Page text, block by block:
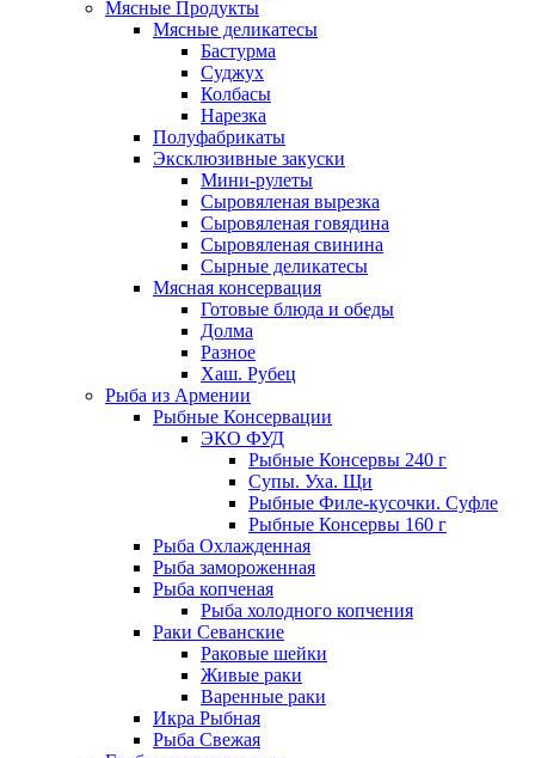
Мясные Продукты
Мясные деликатесы
Бастурма
Суджух
Колбасы
Нарезка
Полуфабрикаты
Эксклюзивные закуски
Мини-рулеты
Сыровяленая вырезка
Сыровяленая говядина
Сыровяленая свинина
Сырные деликатесы
Мясная консервация
Готовые блюда и обеды
Долма
Разное
Хаш. Рубец
Рыба из Армении
Рыбные Консервации
ЭКО ФУД
Рыбные Консервы 240 г
Супы. Уха. Щи
Рыбные Филе-кусочки. Суфле
Рыбные Консервы 160 г
Рыба Охлажденная
Рыба замороженная
Рыба копченая
Рыба холодного копчения
Раки Севанские
Раковые шейки
Живые раки
Варенные раки
Икра Рыбная
Рыба Свежая